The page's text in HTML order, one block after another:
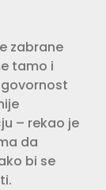
zabrane
tamo i
– rekao je
da
bi se